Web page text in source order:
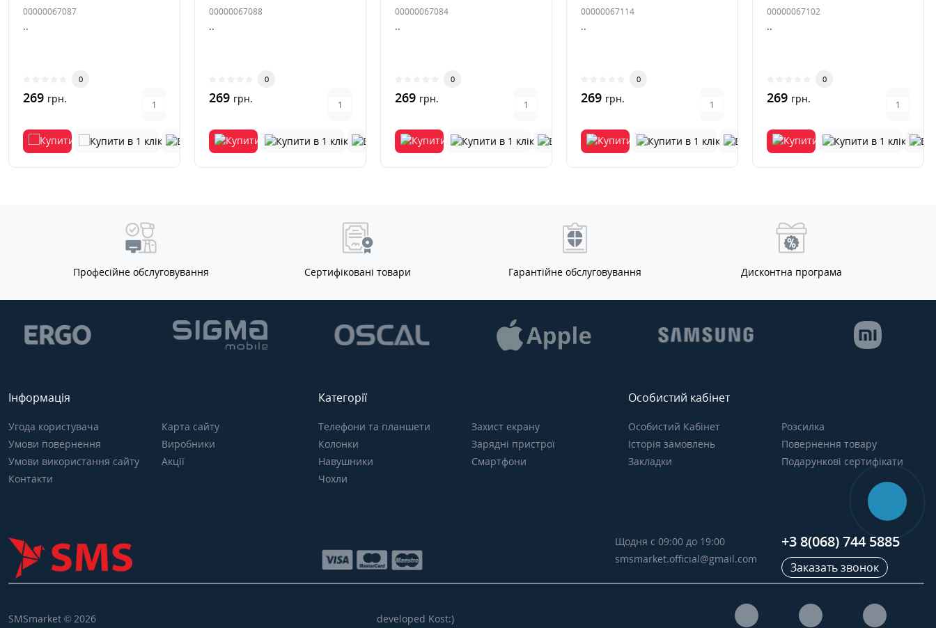
00000067087
..
0
269 грн.
00000067088
..
0
269 грн.
00000067084
..
0
269 грн.
00000067114
..
0
269 грн.
00000067102
..
0
269 грн.
Професійне обслуговування Сертифіковані товари Гарантійне обслуговування Дисконтна програма
Інформація
Угода користувача
Умови повернення
Умови використання сайту
Контакти
Карта сайту
Виробники
Акції
Категорії
Телефони та планшети
Колонки
Навушники
Чохли
Захист екрану
Зарядні пристрої
Смартфони
Особистий кабінет
Особистий Кабінет
Історія замовлень
Закладки
Розсилка
Повернення товару
Подарункові сертифікати
Щодня с 09:00 до 19:00
smsmarket.official@gmail.com
+3 8(068) 744 5885
Заказать звонок
SMSmarket © 2026 developed Kost:)